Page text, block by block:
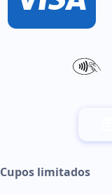
Cupos limitados